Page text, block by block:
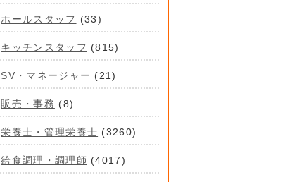
ホールスタッフ (33)
キッチンスタッフ (815)
SV・マネージャー (21)
販売・事務 (8)
栄養士・管理栄養士 (3260)
給食調理・調理師 (4017)